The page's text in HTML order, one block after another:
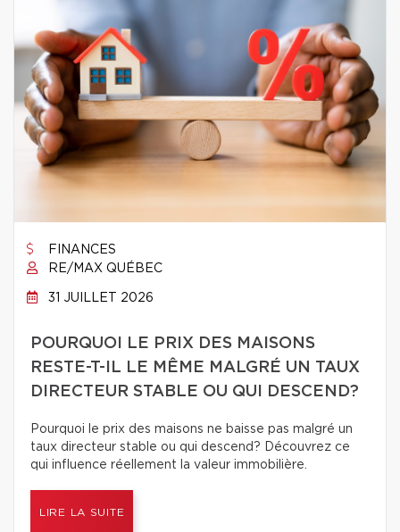
FINANCES
RE/MAX QUÉBEC
31 JUILLET 2026
POURQUOI LE PRIX DES MAISONS
RESTE-T-IL LE MÊME MALGRÉ UN TAUX
DIRECTEUR STABLE OU QUI DESCEND?
Pourquoi le prix des maisons ne baisse pas malgré un
taux directeur stable ou qui descend? Découvrez ce
qui influence réellement la valeur immobilière.
LIRE LA SUITE